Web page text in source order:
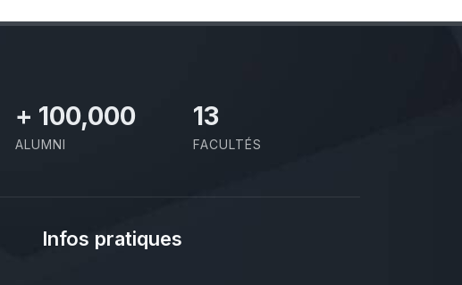
+ 100,000
ALUMNI
13
FACULTÉS
Infos pratiques